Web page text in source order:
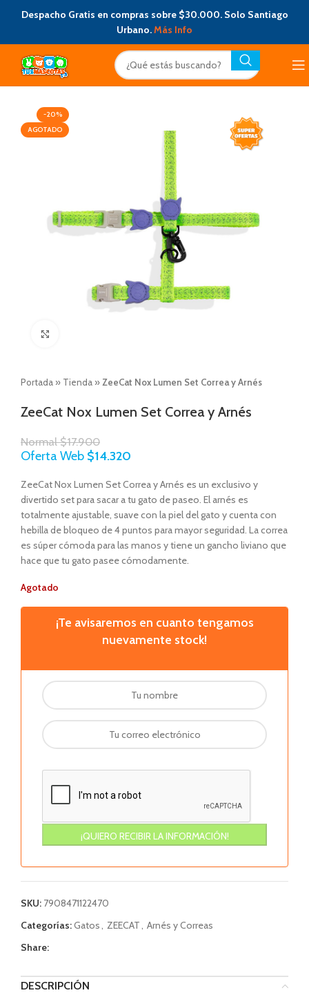
Despacho Gratis en compras sobre $30.000. Solo Santiago
Urbano.Más Info
-20%
AGOTADO
Portada » Tienda » ZeeCat Nox Lumen Set Correa y Arnés
ZeeCat Nox Lumen Set Correa y Arnés
Normal$17.900
Oferta Web $14.320
ZeeCat Nox Lumen Set Correa y Arnés es un exclusivo y
divertido set para sacar a tu gato de paseo. El arnés es
totalmente ajustable, suave con la piel del gato y cuenta con
hebilla de bloqueo de 4 puntos para mayor seguridad. La correa
es súper cómoda para las manos y tiene un gancho liviano que
hace que tu gato pasee cómodamente.
Agotado
¡Te avisaremos en cuanto tengamos
nuevamente stock!
SKU: 7908471122470
Categorías:Gatos, ZEECAT, Arnés y Correas
Share:
DESCRIPCIÓN